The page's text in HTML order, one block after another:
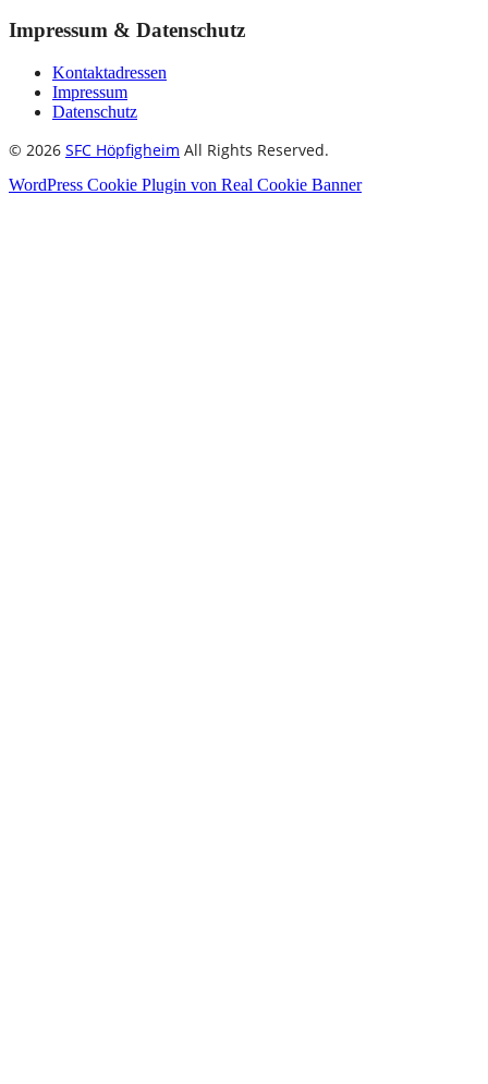
Impressum & Datenschutz
Kontaktadressen
Impressum
Datenschutz
© 2026 SFC Höpfigheim All Rights Reserved.
WordPress Cookie Plugin von Real Cookie Banner